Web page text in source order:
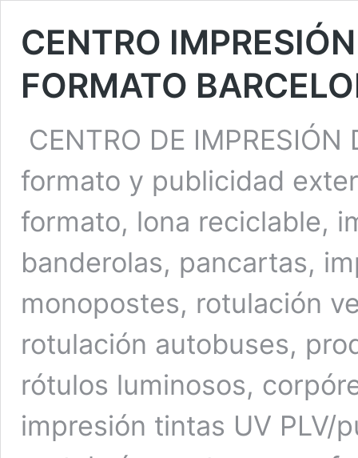
CENTRO
FORMATO
CENTRO DE
formato y publicidad
formato, lona reciclable,
banderolas, pancartas,
monopostes, rotulación
rotulación autobuses,
rótulos luminosos,
impresión tintas UV PLV/